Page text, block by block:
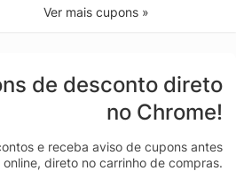
Ver mais cupons »
de desconto direto
no Chrome!
e receba aviso de cupons antes
direto no carrinho de compras.